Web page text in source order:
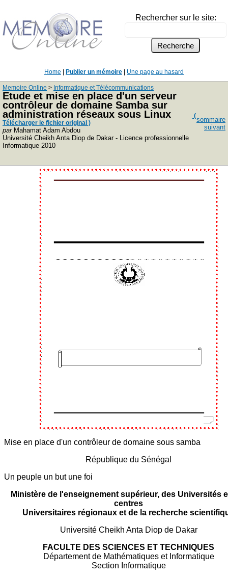
Rechercher sur le site:
Home Publier un mémoire Une page au hasard
Memoire Online > Informatique et Télécommunications
Etude et mise en place d'un serveur
contrôleur de domaine Samba sur
administration réseaux sous Linux
(
Télécharger le fichier original )
parMahamat Adam Abdou
Université Cheikh Anta Diop de Dakar - Licence professionnelle
Informatique 2010
sommaire
suivant
Mise en place d'un contrôleur de domaine sous samba
République du Sénégal
Un peuple un but une foi
Ministère de l'enseignement supérieur, des Universités
centres
Universitaires régionaux et de la recherche
Université Cheikh Anta Diop de Dakar
FACULTE DES SCIENCES ET TECHNIQUES
Département de Mathématiques et Informatique
Section Informatique